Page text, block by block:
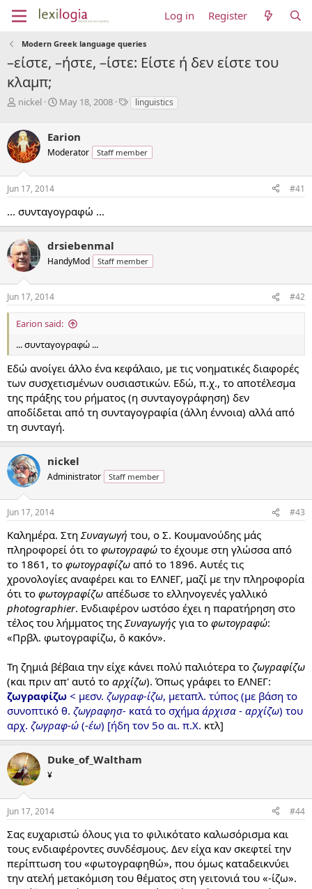
Log in Register
Modern Greek language queries
–είστε, –ήστε, –ίστε: Είστε ή δεν είστε του
κλαμπ;
T
e
a
d
s
t
a
r
t
e
r
nickel
S
r
t
a
e
May 18, 2008
Tlinguistics
Earion
Moderator Staff member
Jun 17, 2014 #41
... συνταγογραφώ ...
drsiebenmal
HandyMod Staff member
Jun 17, 2014 #42
Earion said:
... συνταγογραφώ ...
Εδώ ανοίγει άλλο ένα κεφάλαιο, με τις νοηματικές διαφορές
των συσχετισμένων ουσιαστικών. Εδώ, π.χ., το αποτέλεσμα
της πράξης του ρήματος (η συνταγογράφηση) δεν
αποδίδεται από τη συνταγογραφία (άλλη έννοια) αλλά από
τη συνταγή.
nickel
Administrator Staff member
Jun 17, 2014 #43
Καλημέρα. ΣτηΣυναγωγή του, ο Σ. Κουμανούδης μάς
πληροφορεί ότι το φωτογραφώ το έχουμε στη γλώσσα από
το 1861, το φωτογραφίζω από το 1896. Αυτές τις
χρονολογίες αναφέρει και το ΕΛΝΕΓ, μαζί με την πληροφορία
ότι το φωτογραφίζω απέδωσε το ελληνογενές γαλλικό
photographier. Ενδιαφέρον ωστόσο έχει η παρατήρηση στο
τέλος του λήμματος τηςΣυναγωγής για το φωτογραφώ:
«Πρβλ. φωτογραφίζω, ὃ κακόν».
Τη ζημιά βέβαια την είχε κάνει πολύ παλιότερα το ζωγραφίζω
(και πριν απ' αυτό το αρχίζω). Όπως γράφει το ΕΛΝΕΓ:
ζωγραφίζω < μεσν. ζωγραφ-ίζω, μεταπλ. τύπος (με βάση το
συνοπτικό θ. ζωγραφησ- κατά το σχήμα άρχισα - αρχίζω) του
αρχ. ζωγραφ-ώ (-έω) [ήδη τον 5ο αι. π.Χ. κτλ]
Duke_of_Waltham
¥
Jun 17, 2014 #44
Σας ευχαριστώ όλους για το φιλικότατο καλωσόρισμα και
τους ενδιαφέροντες συνδέσμους. Δεν είχα καν σκεφτεί την
περίπτωση του «φωτογραφηθώ», που όμως καταδεικνύει
την ατελή μετακόμιση του θέματος στη γειτονιά του «-ίζω».